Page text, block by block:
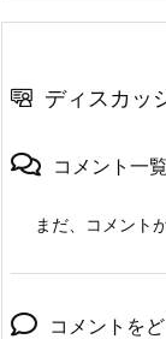
ディスカッ
コメント一覧
まだ、コメント
コメントを